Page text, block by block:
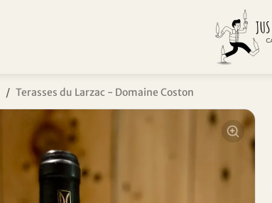
Terasses du Larzac - Domaine Coston